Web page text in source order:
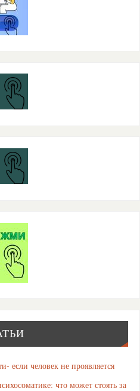
если человек не проявляется
что может стоять за